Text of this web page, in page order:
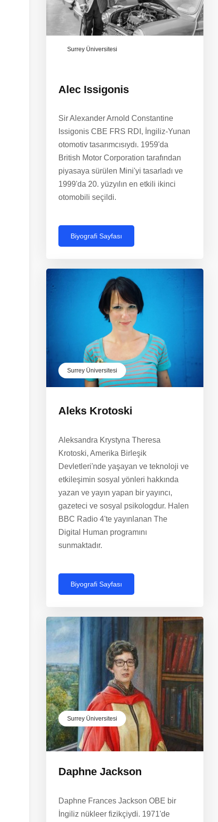
Surrey Üniversitesi
Alec Issigonis
Sir Alexander Arnold Constantine
Issigonis CBE FRS RDI, İngiliz-Yunan
otomotiv tasarımcısıydı. 1959'da
British Motor Corporation tarafından
piyasaya sürülen Mini'yi tasarladı ve
1999'da 20. yüzyılın en etkili ikinci
otomobili seçildi.
Biyografi Sayfası
Surrey Üniversitesi
Aleks Krotoski
Aleksandra Krystyna Theresa
Krotoski, Amerika Birleşik
Devletleri'nde yaşayan ve teknoloji ve
etkileşimin sosyal yönleri hakkında
yazan ve yayın yapan bir yayıncı,
gazeteci ve sosyal psikologdur. Halen
BBC Radio 4'te yayınlanan The
Digital Human programını
sunmaktadır.
Biyografi Sayfası
Surrey Üniversitesi
Daphne Jackson
Daphne Frances Jackson OBE bir
İngiliz nükleer fizikçiydi. 1971'de